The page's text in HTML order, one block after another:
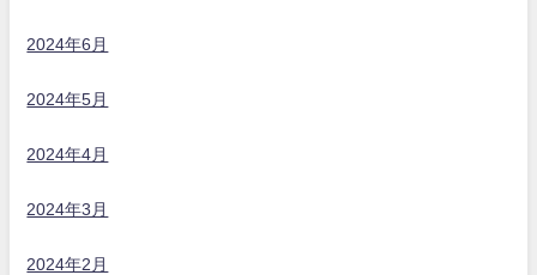
2024年6月
2024年5月
2024年4月
2024年3月
2024年2月